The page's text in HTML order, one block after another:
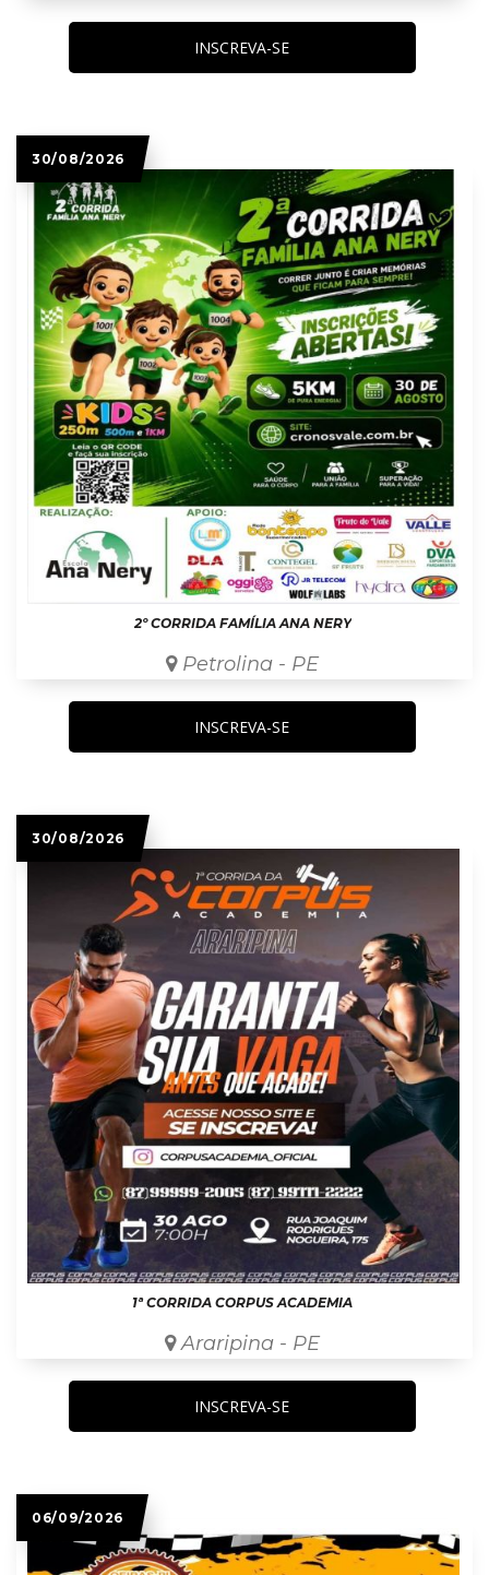
INSCREVA-SE
30/08/2026
2º CORRIDA FAMÍLIA ANA NERY
Petrolina - PE
INSCREVA-SE
30/08/2026
1ª CORRIDA CORPUS ACADEMIA
Araripina - PE
INSCREVA-SE
06/09/2026